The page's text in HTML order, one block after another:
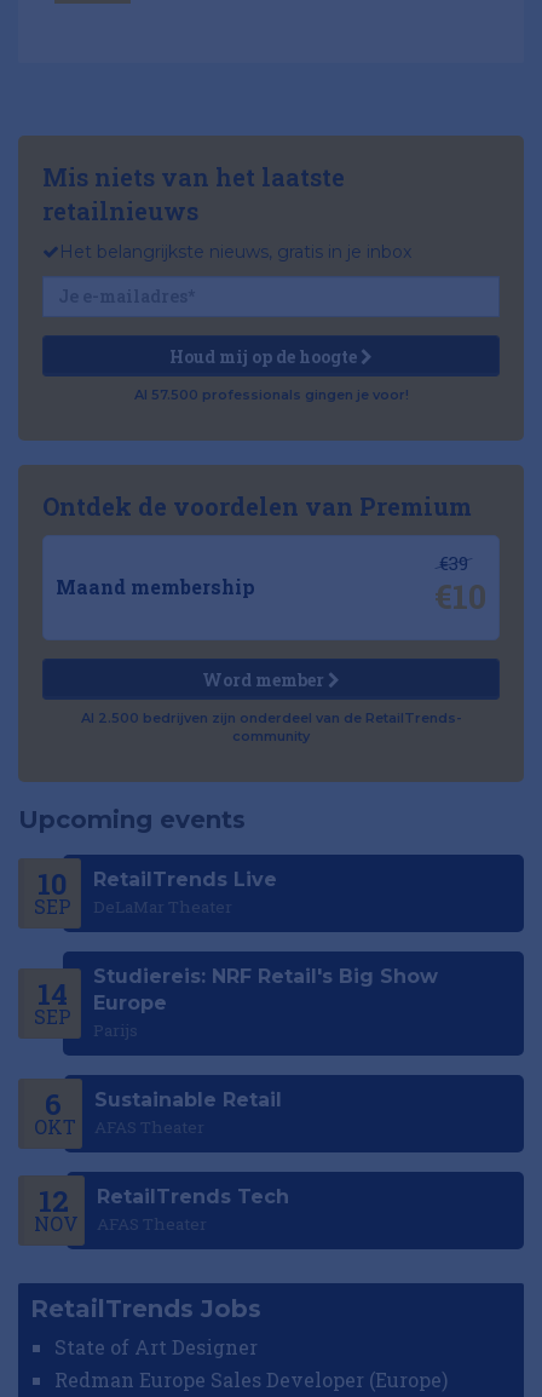
Mis niets van het laatste
retailnieuws
Het belangrijkste nieuws, gratis in je inbox
Houd mij op de hoogte
Al 57.500 professionals gingen je voor!
Ontdek de voordelen van Premium
Maand membership
€39
€10
Word member
Al 2.500 bedrijven zijn onderdeel van de RetailTrends-
community
Upcoming events
10
SEP
RetailTrends Live
DeLaMar Theater
14
SEP
Studiereis: NRF Retail's Big Show
Europe
Parijs
6
OKT
Sustainable Retail
AFAS Theater
12
NOV
RetailTrends Tech
AFAS Theater
RetailTrends Jobs
State of Art Designer
Redman Europe Sales Developer (Europe)